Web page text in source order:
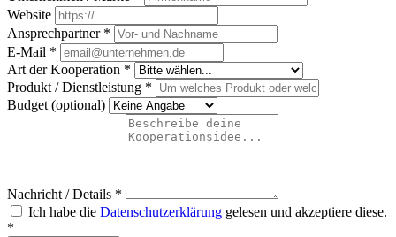
Website
Ansprechpartner *
E-Mail *
Art der Kooperation *
Produkt / Dienstleistung *
Budget (optional)
Nachricht / Details *
Ich habe die Datenschutzerklärung gelesen und akzeptiere diese.
*